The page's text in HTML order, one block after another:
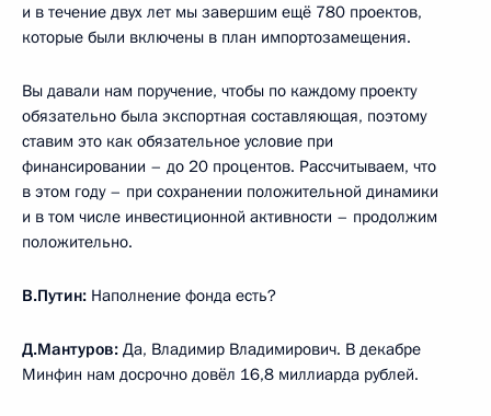
и в течение двух лет мы завершим ещё 780 проектов,
которые были включены в план импортозамещения.
Вы давали нам поручение, чтобы по каждому проекту
обязательно была экспортная составляющая, поэтому
ставим это как обязательное условие при
финансировании – до 20 процентов. Рассчитываем, что
в этом году – при сохранении положительной динамики
и в том числе инвестиционной активности – продолжим
положительно.
В.Путин: Наполнение фонда есть?
Д.Мантуров: Да, Владимир Владимирович. В декабре
Минфин нам досрочно довёл 16,8 миллиарда рублей.